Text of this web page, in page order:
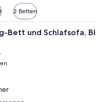
2 Betten
Zimmer, 1
Bett und Schlafsofa,